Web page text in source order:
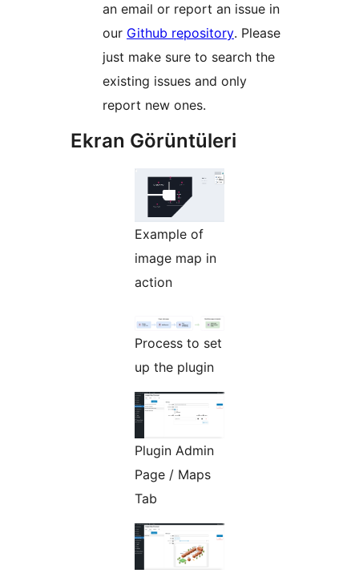
an email or report an issue in
our Github repository. Please
just make sure to search the
existing issues and only
report new ones.
Ekran Görüntüleri
Example of
image map in
action
Process to set
up the plugin
Plugin Admin
Page / Maps
Tab